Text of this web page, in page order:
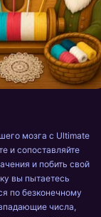
мозга с Ultimate
и сопоставляйте
и побить свой
вы пытаетесь
по безконечному
числа,